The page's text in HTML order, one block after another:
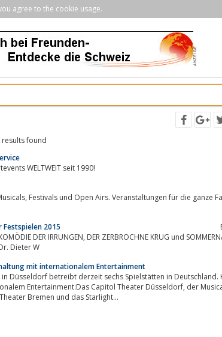
agree to the cookie usage.
results found
WELTWEIT seit 1990!
2015
Dieter W
mit internationalem Entertainment
Düsseldorf betreibt derzeit sechs Spielstätten in Deutschland.
Capitol Theater Düsseldorf, der Musical Dome
in Berlin, das Musical Theater Bremen und das Starlight...